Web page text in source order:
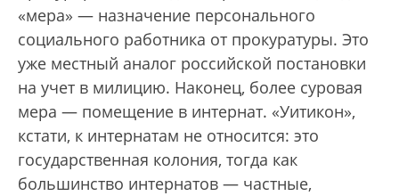
«мера» — назначение персонального
социального работника от прокуратуры. Это
уже местный аналог российской постановки
на учет в милицию. Наконец, более суровая
мера — помещение в интернат. «Уитикон»,
кстати, к интернатам не относится: это
государственная колония, тогда как
большинство интернатов — частные,